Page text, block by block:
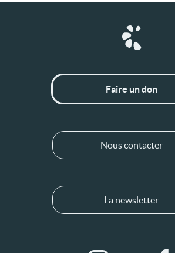
Faire un don
Nous contacter
La newsletter